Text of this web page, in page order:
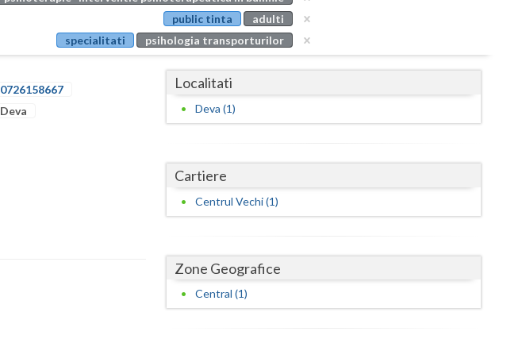
Buzau
Calarasi
Caras-Severin
public tinta
adulti
specialitati
psihologia transporturilor
0726158667
Deva
Localitati
Deva (1)
Cartiere
Centrul Vechi (1)
Zone Geografice
Central (1)